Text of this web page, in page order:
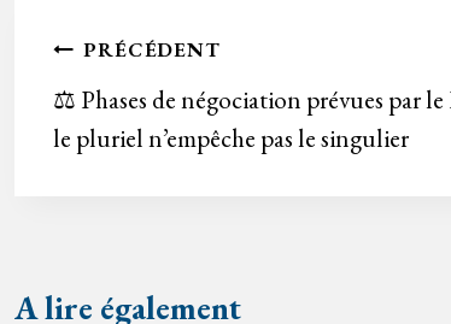
Navigation
de
l’article
PRÉCÉDENT
⚖️ Phases de négociation prévues par le
le pluriel n’empêche pas le singulier
A lire également